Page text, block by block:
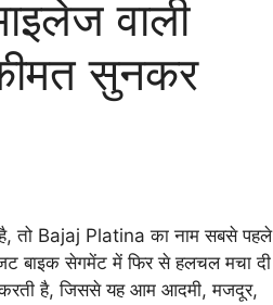
वाली
सुनकर
है, तो Bajaj Platina का नाम सबसे पहले
बाइक सेगमेंट में फिर से हलचल मचा दी
करती है, जिससे यह आम आदमी, मजदूर,